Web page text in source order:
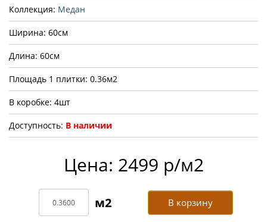
Коллекция: Медан
Ширина: 60см
Длина: 60см
Площадь 1 плитки: 0.36м2
В коробке: 4шт
Доступность: В наличии
Цена: 2499 р/м2
В корзину